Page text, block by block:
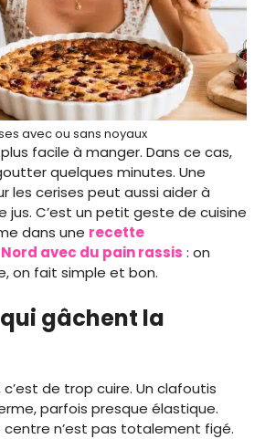
avec ou sans noyaux
facile à manger. Dans ce cas,
quelques minutes. Une
les cerises peut aussi aider à
jus. C’est un petit geste de cuisine
dans une recette
avec du pain rassis : on
on fait simple et bon.
gâchent la
de trop cuire. Un clafoutis
parfois presque élastique.
n’est pas totalement figé.